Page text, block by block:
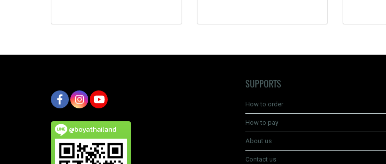
@boyathailand
SUPPORTS
How to order
How to pay
About us
Contact us